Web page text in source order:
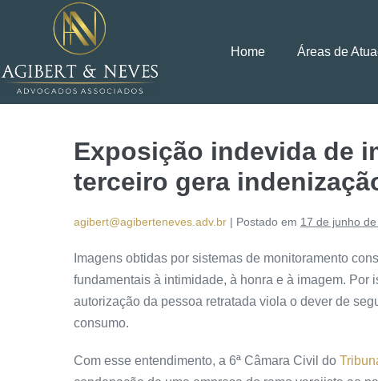
Home Áreas de
Exposição indevida de
terceiro gera
agibert@agiberteneves.adv.br | Postado em 17 de junho
Imagens obtidas por sistemas de monitoramento
fundamentais à intimidade, à honra e à imagem. Por
autorização da pessoa retratada viola o dever de
consumo.
Com esse entendimento, a 6ª Câmara Civil do